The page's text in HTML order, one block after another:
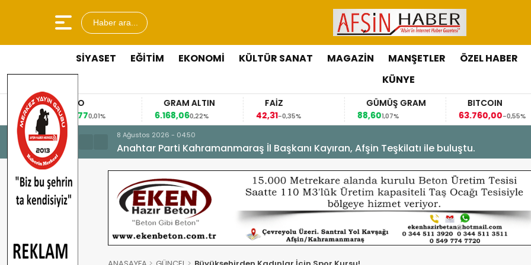
Haber ara...
SİYASET EĞİTİM EKONOMİ KÜLTÜR SANAT MAGAZİN MANŞETLER ÖZEL HABER
KÜNYE
EURO
53,84770,01%
GRAM ALTIN
6.168,060,22%
FAİZ
42,31-0,35%
GÜMÜŞ GRAM
88,601,07%
BITCOIN
63.760,00-0,55%
8 Ağustos 2026 - 04:50
Anahtar Parti Kahramanmaraş İl Başkanı Kayıran, Afşin Teşkilatı ile buluştu.